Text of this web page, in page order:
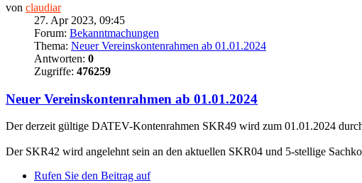
von claudiar
27. Apr 2023, 09:45
Forum: Bekanntmachungen
Thema: Neuer Vereinskontenrahmen ab 01.01.2024
Antworten: 0
Zugriffe: 476259
Neuer Vereinskontenrahmen ab 01.01.2024
Der derzeit gültige DATEV-Kontenrahmen SKR49 wird zum 01.01.2024
Der SKR42 wird angelehnt sein an den aktuellen SKR04 und 5-stellige
Rufen Sie den Beitrag auf